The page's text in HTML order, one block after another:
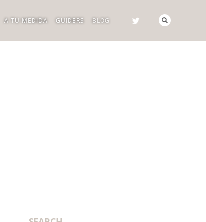
A TU MEDIDA GUIDERS BLOG